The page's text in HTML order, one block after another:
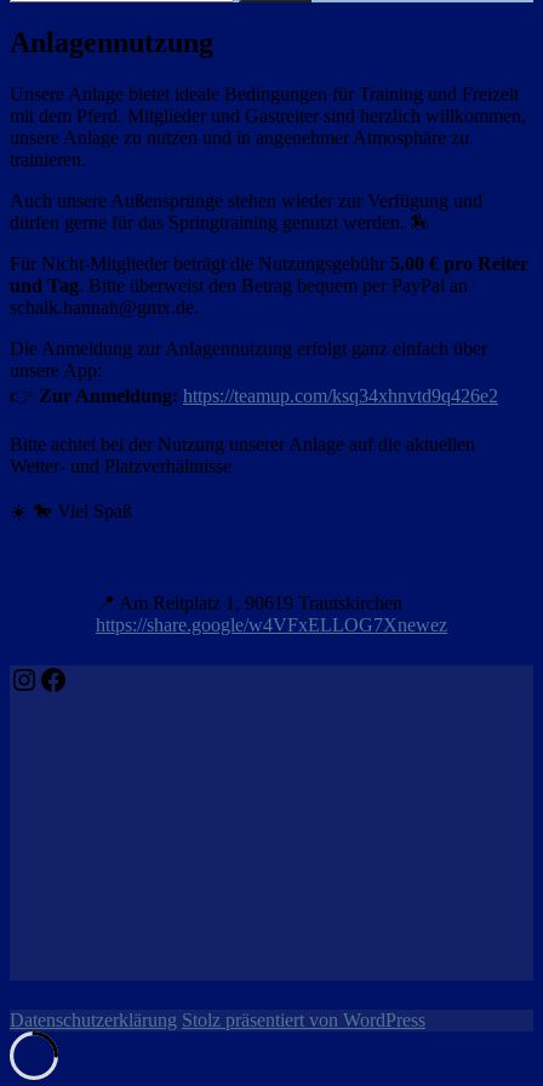
nach:
Anlagennutzung
Unsere Anlage bietet ideale Bedingungen für Training und Freizeit
mit dem Pferd. Mitglieder und Gastreiter sind herzlich willkommen,
unsere Anlage zu nutzen und in angenehmer Atmosphäre zu
trainieren.
Auch unsere Außensprünge stehen wieder zur Verfügung und
dürfen gerne für das Springtraining genutzt werden. 🏇
Für Nicht-Mitglieder beträgt die Nutzungsgebühr 5,00 € pro Reiter
und Tag. Bitte überweist den Betrag bequem per PayPal an
schalk.hannah@gmx.de.
Die Anmeldung zur Anlagennutzung erfolgt ganz einfach über
unsere App:
👉 Zur Anmeldung: https://teamup.com/ksq34xhnvtd9q426e2
Bitte achtet bei der Nutzung unserer Anlage auf die aktuellen
Wetter- und Platzverhältnisse
☀️ 🐎 Viel Spaß
📍 Am Reitplatz 1, 90619 Trautskirchen
https://share.google/w4VFxELLOG7Xnewez
Instagram
Facebook
Datenschutzerklärung Stolz präsentiert von WordPress